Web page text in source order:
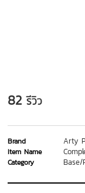
82 รีวิว
Brand Arty
Item Name
Category